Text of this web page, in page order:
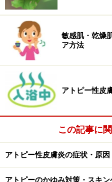
スギ花粉が体のIgE抗体が産
きます
花粉が目や鼻に入ると、
（Bリンパ球）から産生さ
に肥満細胞）からヒスタミ
や目の粘膜や血管に働いて
膜の浮腫が出てくると、鼻
です。
敏感肌・乾燥
ア方法
アトピー性皮
この記事に
アトピー性皮膚炎の症状・原